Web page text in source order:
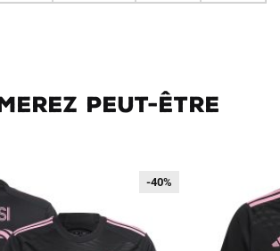
peut-être
-40%
-40%